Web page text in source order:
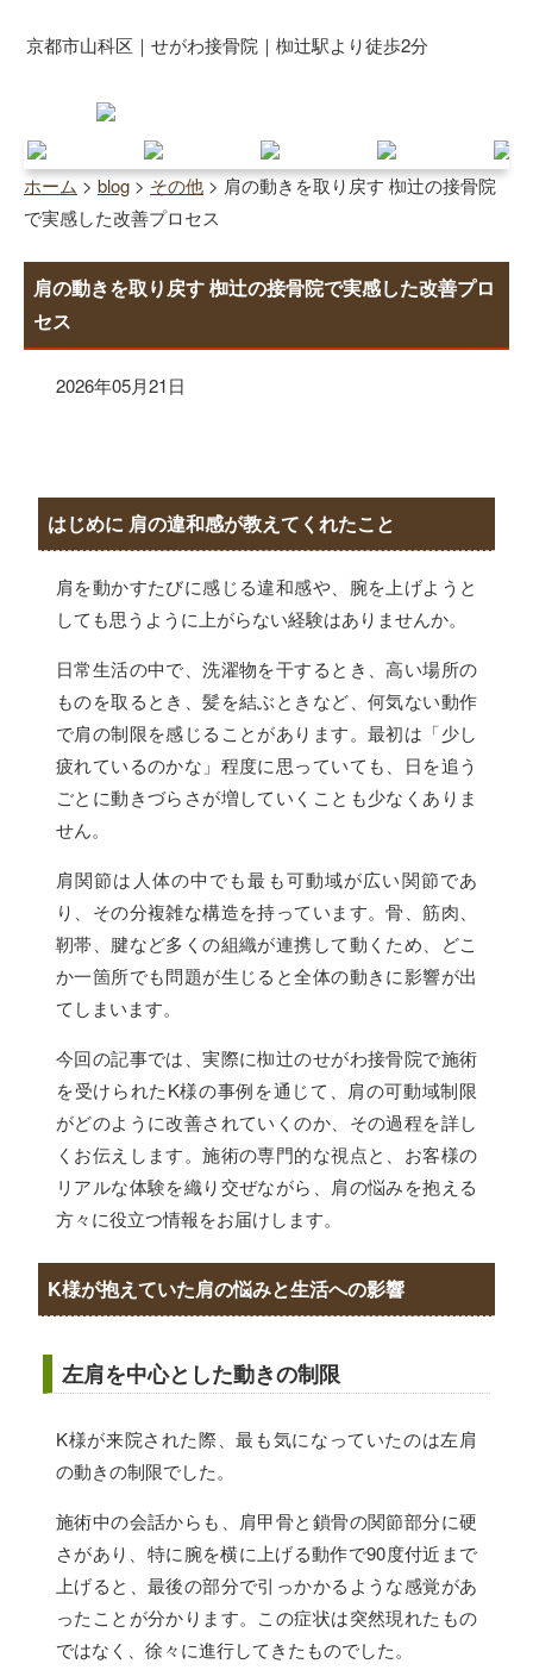
京都市山科区｜せがわ接骨院｜椥辻駅より徒歩2分
ホーム > blog > その他 > 肩の動きを取り戻す 椥辻の接骨院
で実感した改善プロセス
肩の動きを取り戻す 椥辻の接骨院で実感した改善プロ
セス
2026年05月21日
はじめに 肩の違和感が教えてくれたこと
肩を動かすたびに感じる違和感や、腕を上げようと
しても思うように上がらない経験はありませんか。
日常生活の中で、洗濯物を干するとき、高い場所の
ものを取るとき、髪を結ぶときなど、何気ない動作
で肩の制限を感じることがあります。最初は「少し
疲れているのかな」程度に思っていても、日を追う
ごとに動きづらさが増していくことも少なくありま
せん。
肩関節は人体の中でも最も可動域が広い関節であ
り、その分複雑な構造を持っています。骨、筋肉、
靭帯、腱など多くの組織が連携して動くため、どこ
か一箇所でも問題が生じると全体の動きに影響が出
てしまいます。
今回の記事では、実際に椥辻のせがわ接骨院で施術
を受けられたK様の事例を通じて、肩の可動域制限
がどのように改善されていくのか、その過程を詳し
くお伝えします。施術の専門的な視点と、お客様の
リアルな体験を織り交ぜながら、肩の悩みを抱える
方々に役立つ情報をお届けします。
K様が抱えていた肩の悩みと生活への影響
左肩を中心とした動きの制限
K様が来院された際、最も気になっていたのは左肩
の動きの制限でした。
施術中の会話からも、肩甲骨と鎖骨の関節部分に硬
さがあり、特に腕を横に上げる動作で90度付近まで
上げると、最後の部分で引っかかるような感覚があ
ったことが分かります。この症状は突然現れたもの
ではなく、徐々に進行してきたものでした。